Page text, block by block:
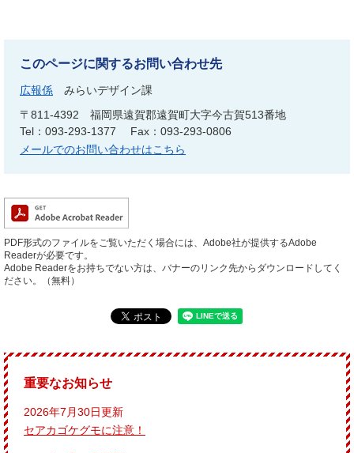
このページに関するお問い合わせ先
広報係
みらいデザイン課
〒811-4392
福岡県遠賀郡遠賀町大字今古賀513番地
Tel：093-293-1377
Fax：093-293-0806
メールでのお問い合わせはこちら
PDF形式のファイルをご覧いただく場合には、Adobe社が提供するAdobe
Readerが必要です。
Adobe Readerをお持ちでない方は、バナーのリンク先からダウンロードしてく
ださい。（無料）
重要なお知らせ
2026年7月30日更新
セアカゴケグモに注意！